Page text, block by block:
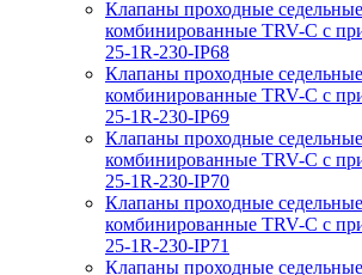
Клапаны проходные
комбинированные TRV-С с
25-1R-230-IP68
Клапаны проходные
комбинированные TRV-С с
25-1R-230-IP69
Клапаны проходные
комбинированные TRV-С с
25-1R-230-IP70
Клапаны проходные
комбинированные TRV-С с
25-1R-230-IP71
Клапаны проходные